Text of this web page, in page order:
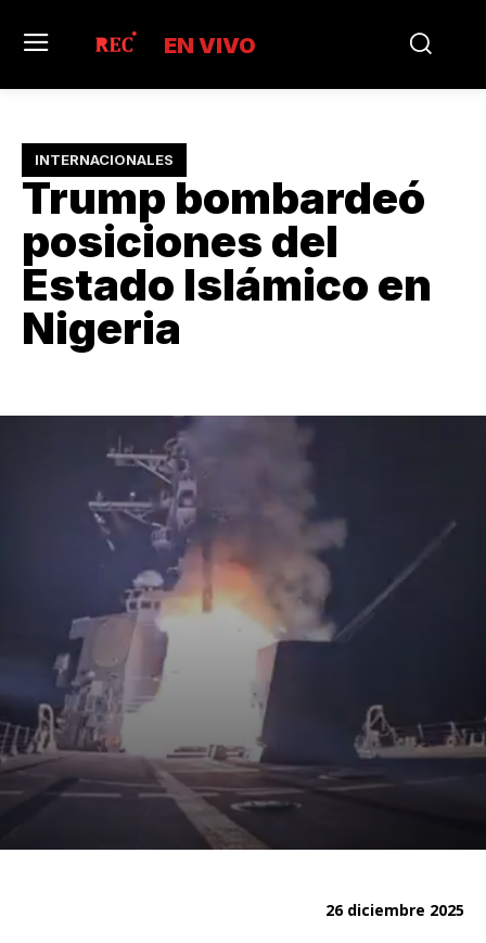
EN VIVO
INTERNACIONALES
Trump bombardeó
posiciones del
Estado Islámico en
Nigeria
26 diciembre 2025